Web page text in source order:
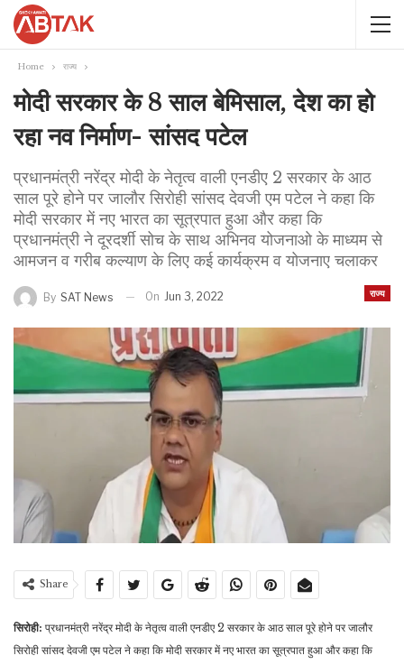
Home राज्य
मोदी सरकार के 8 साल बेमिसाल, देश का हो
रहा नव निर्माण- सांसद पटेल
प्रधानमंत्री नरेंद्र मोदी के नेतृत्व वाली एनडीए 2 सरकार के आठ
साल पूरे होने पर जालौर सिरोही सांसद देवजी एम पटेल ने कहा कि
मोदी सरकार में नए भारत का सूत्रपात हुआ और कहा कि
प्रधानमंत्री ने दूरदर्शी सोच के साथ अभिनव योजनाओ के माध्यम से
आमजन व गरीब कल्याण के लिए कई कार्यक्रम व योजनाए चलाकर
राज्य
By SAT News On Jun 3, 2022
Share
सिरोही: प्रधानमंत्री नरेंद्र मोदी के नेतृत्व वाली एनडीए 2 सरकार के आठ साल पूरे होने पर जालौर
सिरोही सांसद देवजी एम पटेल ने कहा कि मोदी सरकार में नए भारत का सूत्रपात हुआ और कहा कि